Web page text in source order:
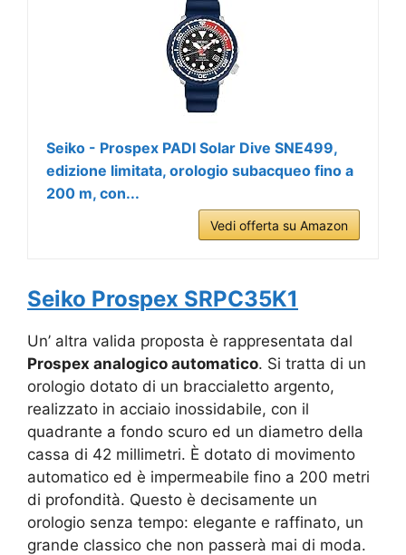
Seiko - Prospex PADI Solar Dive SNE499,
edizione limitata, orologio subacqueo fino a
200 m, con...
Vedi offerta su Amazon
Seiko Prospex SRPC35K1
Un’ altra valida proposta è rappresentata dal
Prospex analogico automatico. Si tratta di un
orologio dotato di un braccialetto argento,
realizzato in acciaio inossidabile, con il
quadrante a fondo scuro ed un diametro della
cassa di 42 millimetri. È dotato di movimento
automatico ed è impermeabile fino a 200 metri
di profondità. Questo è decisamente un
orologio senza tempo: elegante e raffinato, un
grande classico che non passerà mai di moda.